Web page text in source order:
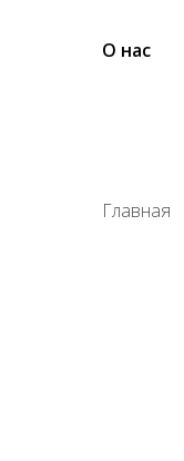
О нас
Главная